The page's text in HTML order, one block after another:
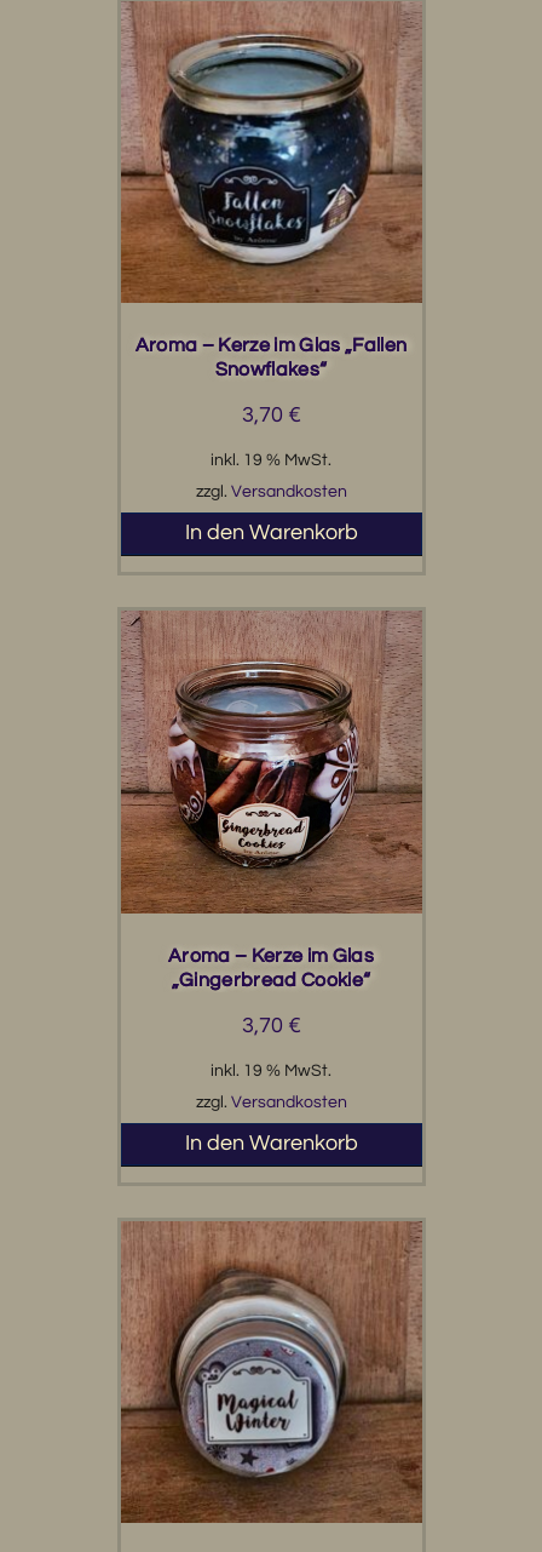
Aroma – Kerze im Glas „Fallen
Snowflakes“
3,70 €
inkl. 19 % MwSt.
zzgl. Versandkosten
In den Warenkorb
Aroma – Kerze im Glas
„Gingerbread Cookie“
3,70 €
inkl. 19 % MwSt.
zzgl. Versandkosten
In den Warenkorb